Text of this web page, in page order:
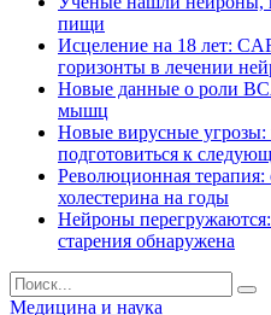
пищи
Исцеление на 18 лет:
горизонты в лечении
Новые данные о роли
мышц
Новые вирусные угрозы:
подготовиться к
Революционная терапия:
холестерина на годы
Нейроны
старения обнаружена
Медицина и наука